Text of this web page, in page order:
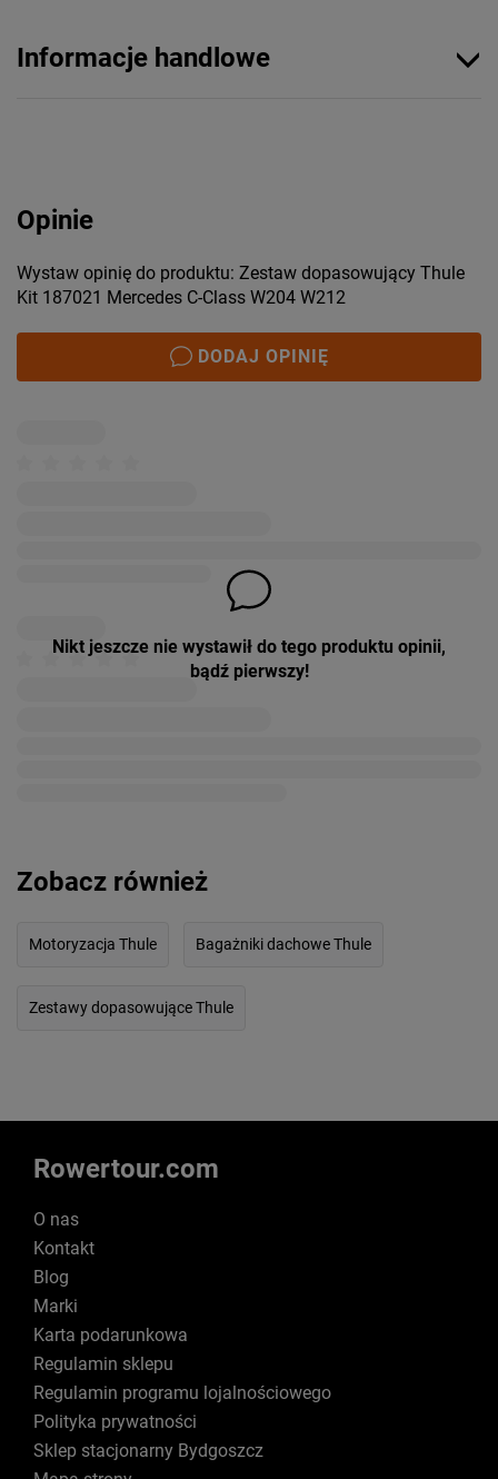
Informacje handlowe
Opinie
Wystaw opinię do produktu: Zestaw dopasowujący Thule
Kit 187021 Mercedes C-Class W204 W212
DODAJ OPINIĘ
Nikt jeszcze nie wystawił do tego produktu opinii,
bądź pierwszy!
Zobacz również
Motoryzacja Thule Bagażniki dachowe Thule
Zestawy dopasowujące Thule
Rowertour.com
O nas
Kontakt
Blog
Marki
Karta podarunkowa
Regulamin sklepu
Regulamin programu lojalnościowego
Polityka prywatności
Sklep stacjonarny Bydgoszcz